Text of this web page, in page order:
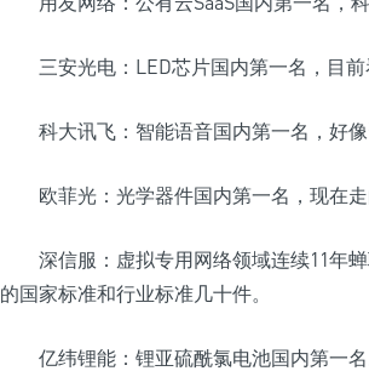
三安光电：LED芯片国内第一名，目前
科大讯飞：智能语音国内第一名，好
欧菲光：光学器件国内第一名，现在
深信服：虚拟专用网络领域连续11年
的国家标准和行业标准几十件。
亿纬锂能：锂亚硫酰氯电池国内第一名